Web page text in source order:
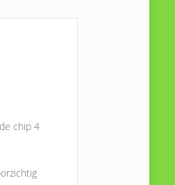
chip 4